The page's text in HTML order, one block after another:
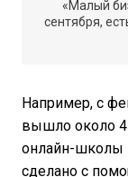
«Малый
сентября,
Например, с
вышло около
онлайн-школы
сделано с